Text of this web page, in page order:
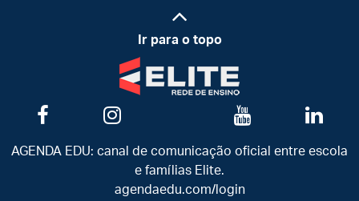
Ir para o topo
AGENDA EDU: canal de comunicação oficial entre escola
e famílias Elite.
agendaedu.com/login